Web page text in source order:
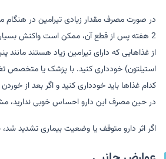
در صورت مصرف مقدار زیادی تیرامین در هنگام
2 هفته پس از قطع آن، ممکن است واکنش
از غذاهایی که دارای تیرامین زیاد هستند مانند
استیلتون) خودداری کنید. با پزشک یا متخصص
کدام غذاها باید خودداری کنید و اگر بعد از
در حین مصرف این دارو احساس خوبی ندارید،
اگر اثر دارو متوقف یا وضعیت بیماری تشدید